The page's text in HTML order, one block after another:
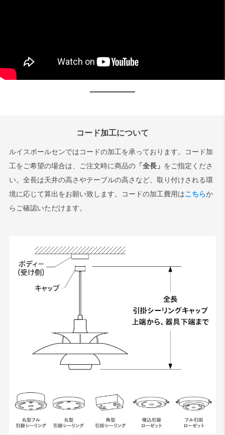
コード加工について
ルイスポールセンではコードの加工を承っております。コード加
工をご希望の場合は、ご注文時に商品の「全長」 をご指定くださ
い。全長は天井の高さやテーブルの高さなど、取り付けされる環
境に応じて算出をお願い致します。コードの加工費用はこちらか
らご確認いただけます。